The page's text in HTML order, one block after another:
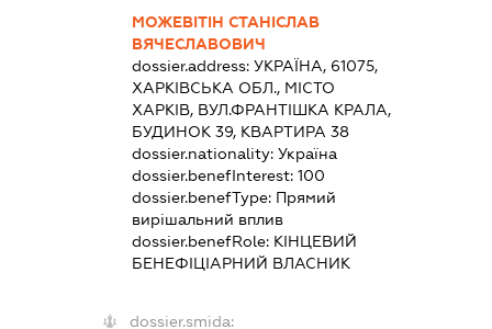
МОЖЕВІТІН СТАНІСЛАВ
ВЯЧЕСЛАВОВИЧ
dossier.address: УКРАЇНА, 61075,
ХАРКІВСЬКА ОБЛ., МІСТО
ХАРКІВ, ВУЛ.ФРАНТІШКА КРАЛА,
БУДИНОК 39, КВАРТИРА 38
dossier.nationality: Україна
dossier.benefInterest: 100
dossier.benefType: Прямий
вирішальний вплив
dossier.benefRole: КІНЦЕВИЙ
БЕНЕФІЦІАРНИЙ ВЛАСНИК
dossier.smida: